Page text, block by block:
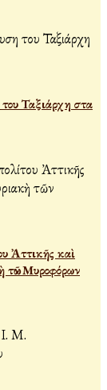
Ταξιάρχη στα
Ἀττικῆς καὶ
τῶν Μυροφόρων